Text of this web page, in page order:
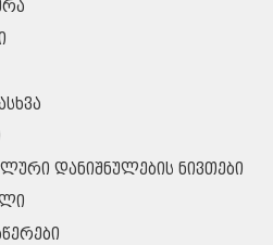
ᲓᲐᲜᲘᲨᲜᲣᲚᲔᲑᲘᲡ ᲜᲘᲕᲗᲔᲑᲘ